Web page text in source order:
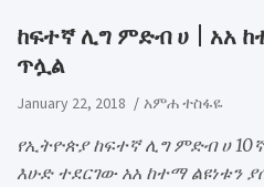
​ከፍተኛ ሊግ ምድብ ሀ | አአ
ጥሏል
January 22, 2018 አምሐ ተስፋዬ
የኢትዮጵያ ከፍተኛ ሊግ ምድብ ሀ
እሁድ ተደርገው አአ ከተማ ልዩነቱን